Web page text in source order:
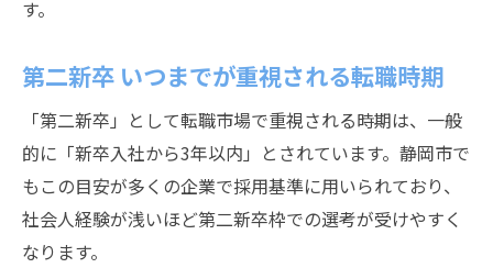
す。
第二新卒 いつまでが重視される転職時期
「第二新卒」として転職市場で重視される時期は、一般
的に「新卒入社から3年以内」とされています。静岡市で
もこの目安が多くの企業で採用基準に用いられており、
社会人経験が浅いほど第二新卒枠での選考が受けやすく
なります。